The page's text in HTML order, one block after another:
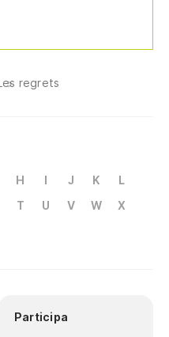
regrets
H I J K
L
T U V W
X
Participa